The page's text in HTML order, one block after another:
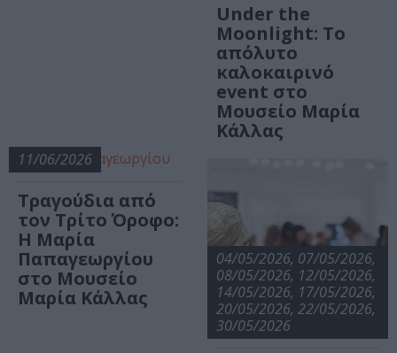
Under the
Moonlight: Το
απόλυτο
καλοκαιρινό
event στο
Μουσείο Μαρία
Κάλλας
11/06/2026
Τραγούδια από
τον Τρίτο Όροφο:
Η Μαρία
Παπαγεωργίου
στο Μουσείο
Μαρία Κάλλας
04/05/2026, 07/05/2026,
08/05/2026, 12/05/2026,
14/05/2026, 17/05/2026,
20/05/2026, 22/05/2026,
30/05/2026